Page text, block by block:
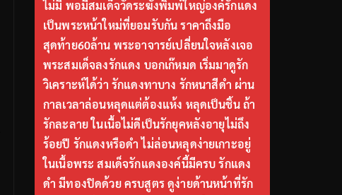
ไม่มี พอมีสมเด็จวัดระฆังพิมพ์ใหญ่องค์รักแดง
เป็นพระหน้าใหม่ที่ยอมรับกัน ราคาถึงมือ
สุดท้าย60ล้าน พระอาจารย์เปลี่ยนใจหลังเจอ
พระสมเด็จลงรักแดง บอกเก๊หมด เริ่มมาดูรัก
วิเคราะห์ได้ว่า รักแดงทาบาง รักหนาสีดำ ผ่าน
กาลเวลาล่อนหลุดแต่ต้องแห้ง หลุดเป็นชิ้น ถ้า
รักละลาย ในเนื้อไม่ดีเป็นรักยุคหลังอายุไม่ถึง
ร้อยปี รักแดงหรือดำ ไม่ล่อนหลุดง่ายเกาะอยู่
ในเนื้อพระ สมเด็จรักแดงองค์นี้มีครบ รักแดง
ดำ มีทองปิดด้วย ครบสูตร ดูง่ายด้านหน้าที่รัก